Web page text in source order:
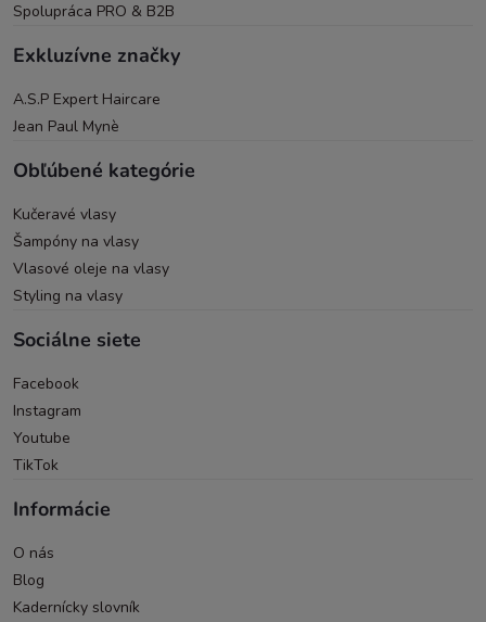
Spolupráca PRO & B2B
Exkluzívne značky
A.S.P Expert Haircare
Jean Paul Mynè
Obľúbené kategórie
Kučeravé vlasy
Šampóny na vlasy
Vlasové oleje na vlasy
Styling na vlasy
Sociálne siete
Facebook
Instagram
Youtube
TikTok
Informácie
O nás
Blog
Kadernícky slovník